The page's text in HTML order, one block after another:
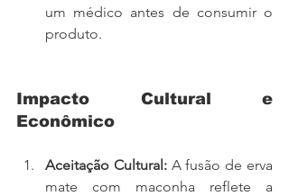
um médico antes de consumir o
produto.
Impacto Cultural e
Econômico
Aceitação Cultural: A fusão de erva
mate com maconha reflete a